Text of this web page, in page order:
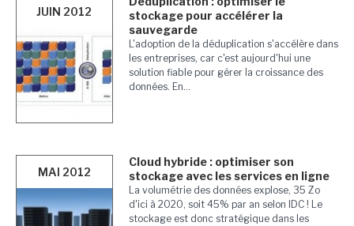
JUIN 2012
stockage pour accélérer la
sauvegarde
L'adoption de la déduplication s'accélère dans
les entreprises, car c'est aujourd'hui une
solution fiable pour gérer la croissance des
données. En...
MAI 2012
Cloud hybride : optimiser son
stockage avec les services en ligne
La volumétrie des données explose, 35 Zo
d'ici à 2020, soit 45% par an selon IDC ! Le
stockage est donc stratégique dans les